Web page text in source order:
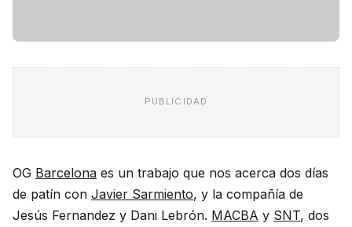
PUBLICIDAD
OG Barcelona es un trabajo que nos acerca dos días
de patín con Javier Sarmiento, y la compañía de
Jesús Fernandez y Dani Lebrón. MACBA y SNT, dos